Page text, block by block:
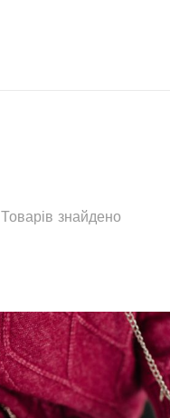
Товарів знайдено